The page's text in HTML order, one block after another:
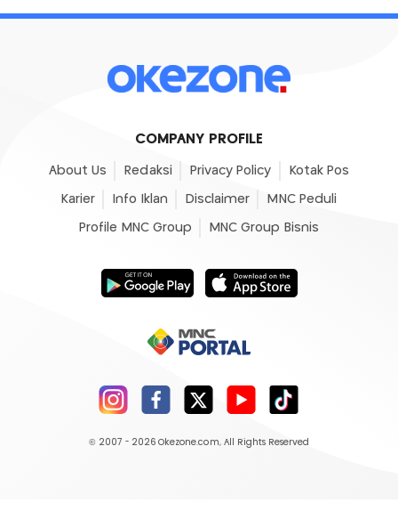
COMPANY PROFILE
About Us Redaksi Privacy Policy Kotak Pos
Karier Info Iklan Disclaimer MNC Peduli
Profile MNC Group MNC Group Bisnis
© 2007 - 2026 Okezone.com, All Rights Reserved